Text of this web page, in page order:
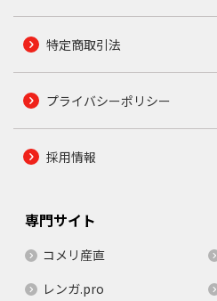
特定商取引法
プライバシーポリシー
採用情報
専門サイト
コメリ産直
レンガ.pro